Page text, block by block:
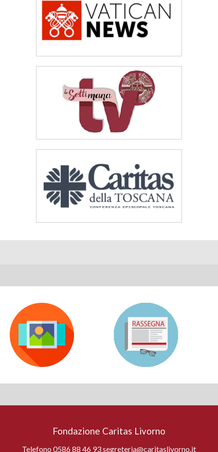
Fondazione Caritas Livorno
Telefono 0586 88 46 93 segreteria@caritaslivorno.it